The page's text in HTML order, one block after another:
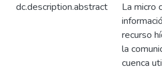
dc.description.abstract
La micro
recurso
la
cuenca